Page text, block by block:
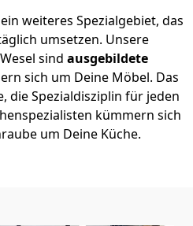
weiteres Spezialgebiet, das
umsetzen. Unsere
sind ausgebildete
sich um Deine Möbel. Das
die Spezialdisziplin für jeden
kümmern sich
um Deine Küche.